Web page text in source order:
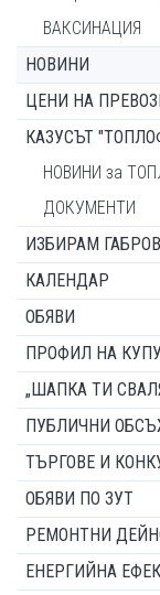
ВАКСИНАЦИЯ
НОВИНИ
ЦЕНИ НА
КАЗУСЪТ
НОВИНИ за
ДОКУМЕНТИ
ИЗБИРАМ
КАЛЕНДАР
ОБЯВИ
ПРОФИЛ НА
„ШАПКА ТИ
ПУБЛИЧНИ
ТЪРГОВЕ И
ОБЯВИ ПО ЗУТ
РЕМОНТНИ
ЕНЕРГИЙНА